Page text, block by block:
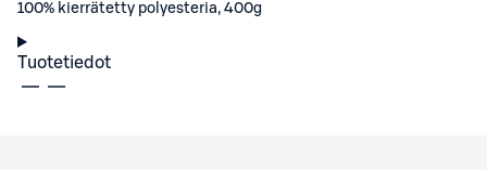
100% kierrätetty polyesteria, 400g
Tuotetiedot